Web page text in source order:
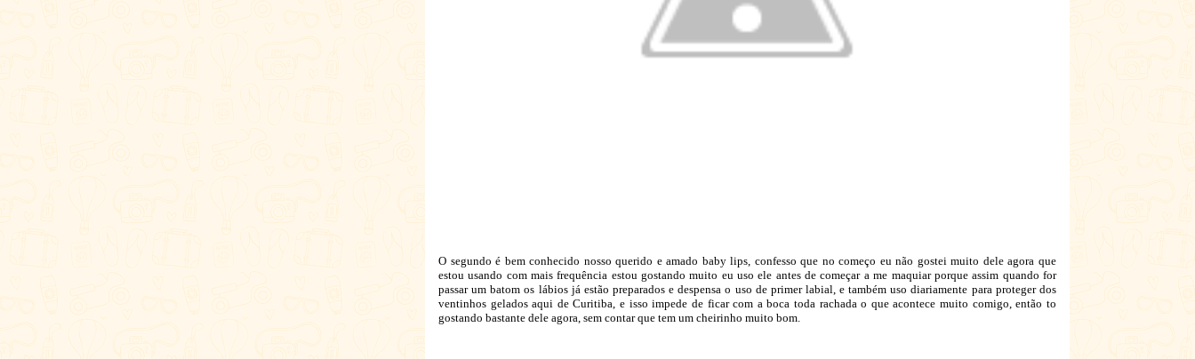
O segundo é bem conhecido nosso querido e amado baby lips, confesso que no começo eu não gostei muito dele agora que
estou usando com mais frequência estou gostando muito eu uso ele antes de começar a me maquiar porque assim quando for
passar um batom os lábios já estão preparados e despensa o uso de primer labial, e também uso diariamente para proteger dos
ventinhos gelados aqui de Curitiba, e isso impede de ficar com a boca toda rachada o que acontece muito comigo, então to
gostando bastante dele agora, sem contar que tem um cheirinho muito bom.